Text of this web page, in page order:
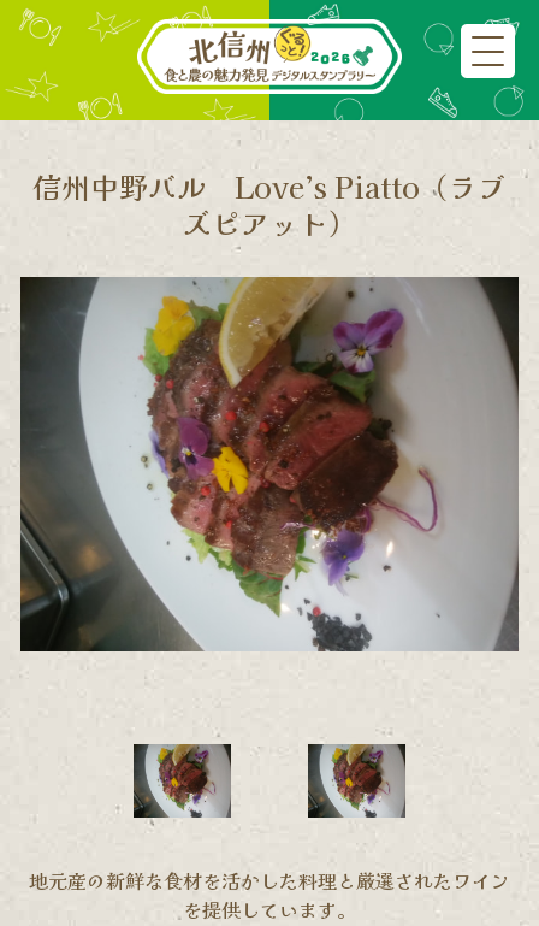
信州中野バル Love’s Piatto（ラブ
ズピアット）
地元産の新鮮な食材を活かした料理と厳選されたワイン
を提供しています。